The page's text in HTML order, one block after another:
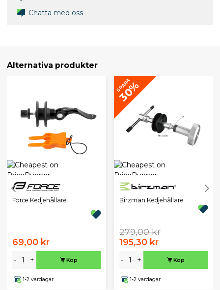
Chatta med oss
Alternativa produkter
Force Kedjehållare
69,00 kr
- + Köp
1-2 vardagar
SPARA
30%
Birzman Kedjehållare
279,00 kr
195,30 kr
- + Köp
1-2 vardagar